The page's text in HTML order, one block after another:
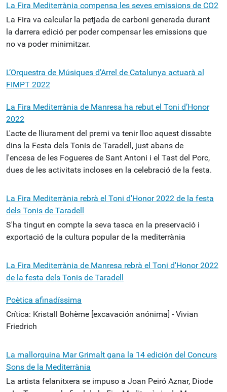
La Fira Mediterrània compensa les seves emissions de CO2
La Fira va calcular la petjada de carboni generada durant
la darrera edició per poder compensar les emissions que
no va poder minimitzar.
L’Orquestra de Músiques d’Arrel de Catalunya actuarà al
FIMPT 2022
La Fira Mediterrània de Manresa ha rebut el Toni d’Honor
2022
L'acte de lliurament del premi va tenir lloc aquest dissabte
dins la Festa dels Tonis de Taradell, just abans de
l'encesa de les Fogueres de Sant Antoni i el Tast del Porc,
dues de les activitats incloses en la celebració de la festa.
La Fira Mediterrània rebrà el Toni d'Honor 2022 de la festa
dels Tonis de Taradell
S'ha tingut en compte la seva tasca en la preservació i
exportació de la cultura popular de la mediterrània
La Fira Mediterrània de Manresa rebrà el Toni d'Honor 2022
de la festa dels Tonis de Taradell
Poètica afinadíssima
Crítica: Kristall Bohème [excavación anónima] - Vivian
Friedrich
La mallorquina Mar Grimalt gana la 14 edición del Concurs
Sons de la Mediterrània
La artista felanitxera se impuso a Joan Peiró Aznar, Diode